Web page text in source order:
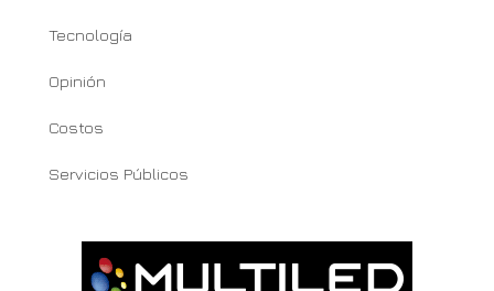
Tecnología
Opinión
Costos
Servicios Públicos